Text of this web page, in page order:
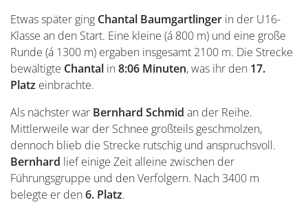
Etwas später ging Chantal Baumgartlinger in der U16-
Klasse an den Start. Eine kleine (á 800 m) und eine große
Runde (á 1300 m) ergaben insgesamt 2100 m. Die Strecke
bewältigte Chantal in8:06 Minuten, was ihr den 17.
Platz einbrachte.
Als nächster war Bernhard Schmid an der Reihe.
Mittlerweile war der Schnee großteils geschmolzen,
dennoch blieb die Strecke rutschig und anspruchsvoll.
Bernhard lief einige Zeit alleine zwischen der
Führungsgruppe und den Verfolgern. Nach 3400 m
belegte er den6. Platz.